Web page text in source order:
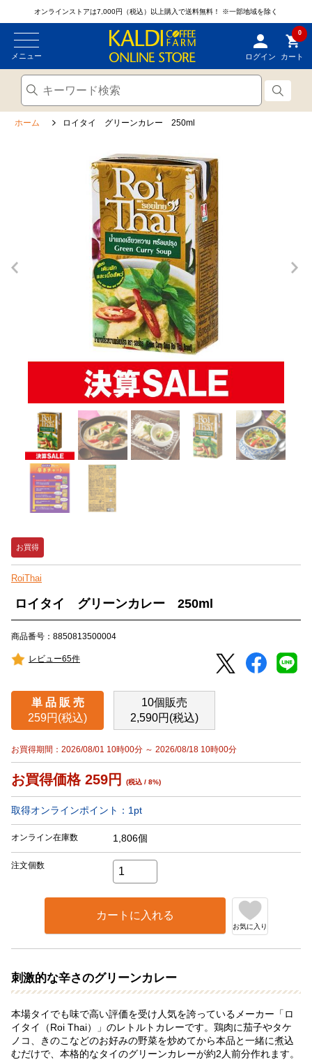
オンラインストアは7,000円（税込）以上購入で送料無料！ ※一部地域を除く
メニュー ログイン
0
カート
ホーム ロイタイ グリーンカレー 250ml
お買得
RoiThai
ロイタイ グリーンカレー 250ml
商品番号：8850813500004
レビュー65件
単 品 販 売
259円(税込)
10個販売
2,590円(税込)
お買得期間：2026/08/01 10時00分 ～ 2026/08/18 10時00分
お買得価格 259円 (税込 / 8%)
取得オンラインポイント： 1 pt
オンライン在庫数 1,806個
注文個数
カートに入れる
お気に入り
刺激的な辛さのグリーンカレー
本場タイでも味で高い評価を受け人気を誇っているメーカー「ロ
イタイ（Roi Thai）」のレトルトカレーです。鶏肉に茄子やタケ
ノコ、きのこなどのお好みの野菜を炒めてから本品と一緒に煮込
むだけで、本格的なタイのグリーンカレーが約2人前分作れます。